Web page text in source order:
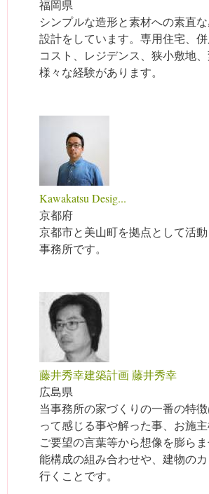
福岡県
シンプルな造形と素材への素直
設計をしています。専用住宅、
コスト、レジデンス、狭小敷地
様々な経験があります。
Kawakatsu Desig...
京都府
京都市と美山町を拠点として活
事務所です。
藤井秀幸建築計画 藤井秀幸
広島県
当事務所の家づくりの一番の特
って感じる事や解った事、お施
ご要望の言葉等から想像を膨ら
能構成の組み合わせや、建物の
行くことです。